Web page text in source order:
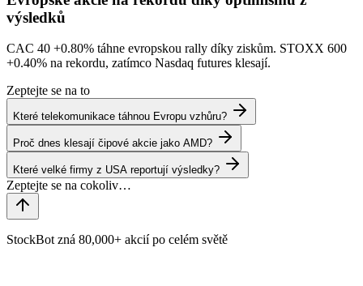
výsledků
CAC 40 +0.80% táhne evropskou rally díky ziskům. STOXX 600
+0.40% na rekordu, zatímco Nasdaq futures klesají.
Zeptejte se na to
Které telekomunikace táhnou Evropu vzhůru?
Proč dnes klesají čipové akcie jako AMD?
Které velké firmy z USA reportují výsledky?
StockBot zná 80,000+ akcií po celém světě